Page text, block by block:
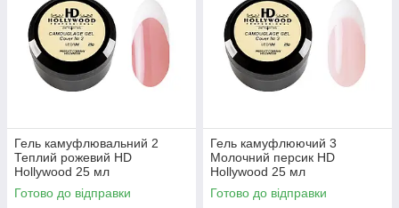
Гель камуфлювальний 2
Теплий рожевий HD
Hollywood 25 мл
Готово до відправки
Гель камуфлюючий 3
Молочний персик HD
Hollywood 25 мл
Готово до відправки